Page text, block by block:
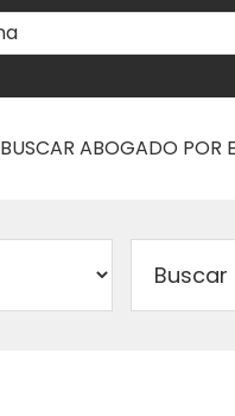
BUSCAR ABOGADO POR